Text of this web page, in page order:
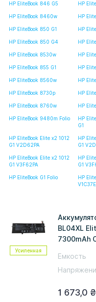
HP EliteBook 846 G5 HP
HP EliteBook 8460w HP
HP EliteBook 850 G1 HP
HP EliteBook 850 G4 HP
HP EliteBook 8530w HP
HP EliteBook 855 G1 HP
HP EliteBook 8560w HP
HP EliteBook 8730p HP
HP EliteBook 8760w HP
HP EliteBook 9480m Folio
HP
G1
HP EliteBook Elite x2 1012
G1 V2D62PA
HP
G1
HP EliteBook Elite x2 1012
G1 V3F62PA
HP
G1
HP EliteBook G1 Folio
HP
Усиленная
BL04XL
7300mAh
Емкость
1 673,0 ₴